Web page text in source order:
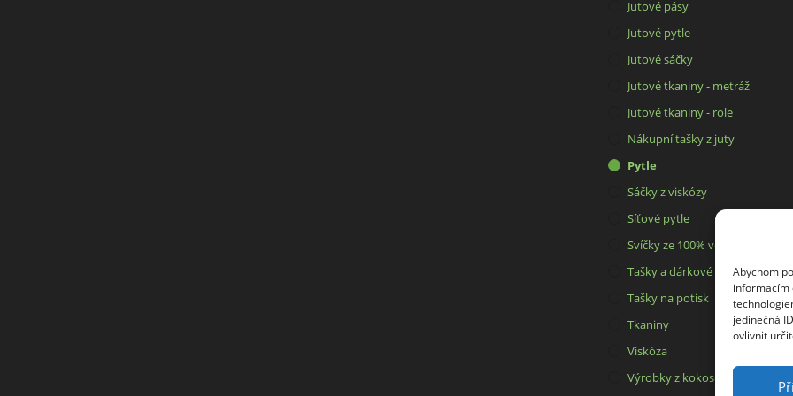
Abychom
informacím
jedinečná
ovlivnit
Jutové pásy
Jutové pytle
Jutové sáčky
Jutové tkaniny - metráž
Jutové tkaniny - role
Nákupní tašky z juty
Pytle
Sáčky z viskózy
Síťové pytle
Svíčky ze 100% včelího vosku
Tašky a dárkové pytlíky
Tašky na potisk
Tkaniny
Viskóza
Výrobky z kokosového vlákna